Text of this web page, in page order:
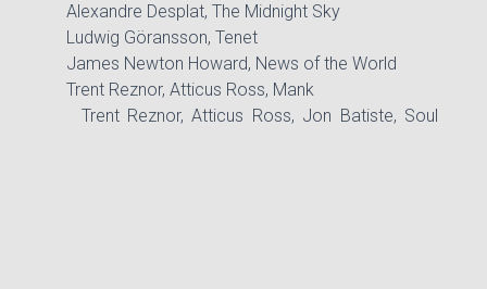
Alexandre Desplat, The Midnight Sky
Ludwig Göransson, Tenet
James Newton Howard, News of the World
Trent Reznor, Atticus Ross, Mank
Trent Reznor, Atticus Ross, Jon Batiste, Soul